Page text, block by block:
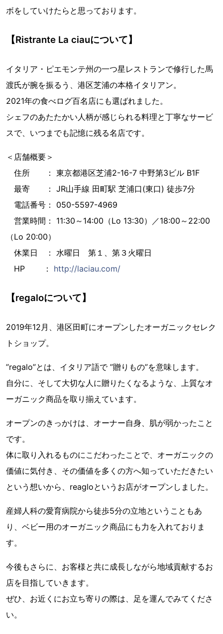
ボをしていけたらと思っております。
【Ristrante La ciauについて】
イタリア・ピエモンテ州の一つ星レストランで修行した馬
渡氏が腕を振るう、港区芝浦の本格イタリアン。
2021年の食べログ百名店にも選ばれました。
シェフのあたたかい人柄が感じられる料理と丁寧なサービ
スで、いつまでも記憶に残る名店です。
＜店舗概要＞
住所 ： 東京都港区芝浦2-16-7 中野第3ビル B1F
最寄 ： JR山手線 田町駅 芝浦口(東口) 徒歩7分
電話番号： 050-5597-4969
営業時間： 11:30～14:00（Lo 13:30）／18:00～22:00
（Lo 20:00）
休業日 ： 水曜日 第１、第３火曜日
HP ： http://laciau.com/
【regaloについて】
2019年12月、港区田町にオープンしたオーガニックセレク
トショップ。
”regalo”とは、イタリア語で ”贈りもの”を意味します。
自分に、そして大切な人に贈りたくなるような、上質なオ
ーガニック商品を取り揃えています。
オープンのきっかけは、オーナー自身、肌が弱かったこと
です。
体に取り入れるものにこだわったことで、オーガニックの
価値に気付き、その価値を多くの方へ知っていただきたい
という想いから、reagloというお店がオープンしました。
産婦人科の愛育病院から徒歩5分の立地ということもあ
り、ベビー用のオーガニック商品にも力を入れておりま
す。
今後もさらに、お客様と共に成長しながら地域貢献するお
店を目指していきます。
ぜひ、お近くにお立ち寄りの際は、足を運んでみてくださ
い。